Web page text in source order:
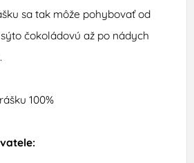
sa tak môže pohybovať od
čokoládovú až po nádych
100%